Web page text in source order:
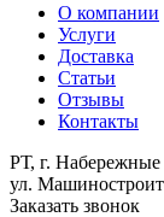
О компании
Услуги
Доставка
Статьи
Отзывы
Контакты
РТ, г.
ул.
Заказать звонок